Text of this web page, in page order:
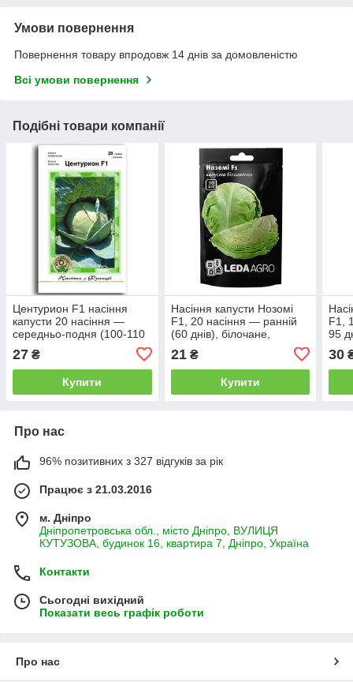
Умови повернення
Повернення товару впродовж 14 днів за домовленістю
Всі умови повернення
Подібні товари компанії
Центурион F1 насіння
капусти 20 насіння —
середньо-подня (100-110
27 ₴
Купити
Насіння капусти Нозомі
F1, 20 насіння — ранній
(60 днів), білочане,
21₴
Купити
F1,
95
30
Про нас
96% позитивних з 327 відгуків за рік
Працює з 21.03.2016
м. Дніпро
Дніпропетровська обл., місто Дніпро, ВУЛИЦЯ
КУТУЗОВА, будинок 16, квартира 7, Дніпро, Україна
Контакти
Сьогодні вихідний
Показати весь графік роботи
Про нас